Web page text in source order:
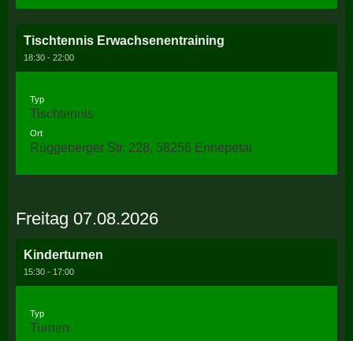
Tischtennis Erwachsenentraining
18:30 - 22:00
Typ
Tischtennis
Ort
Rüggeberger Str. 228, 58256 Ennepetal
Freitag 07.08.2026
Kinderturnen
15:30 - 17:00
Typ
Turnen